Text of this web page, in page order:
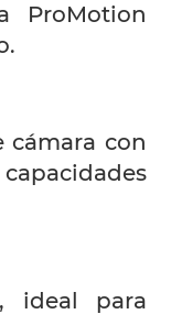
ProMotion
cámara con
ideal para